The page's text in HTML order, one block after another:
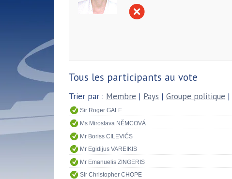
Tous les participants au vote
Trier par : Membre | Pays | Groupe politique |
Sir Roger GALE
Ms Miroslava NĚMCOVÁ
Mr Boriss CILEVIČS
Mr Egidijus VAREIKIS
Mr Emanuelis ZINGERIS
Sir Christopher CHOPE